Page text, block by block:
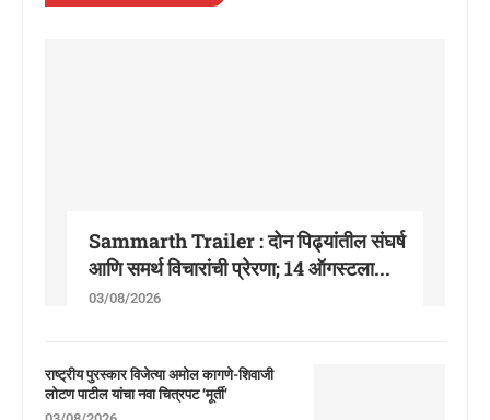
Sammarth Trailer : दोन पिढ्यांतील संघर्ष
आणि समर्थ विचारांची प्रेरणा; 14 ऑगस्टला...
03/08/2026
राष्ट्रीय पुरस्कार विजेत्या अमोल कागणे-शिवाजी
लोटण पाटील यांचा नवा चित्रपट ‘मूर्ती’